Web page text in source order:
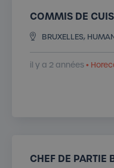
COMMIS DE
BRUXELLES,
il y a 2 années•
CHEF DE PARTIE